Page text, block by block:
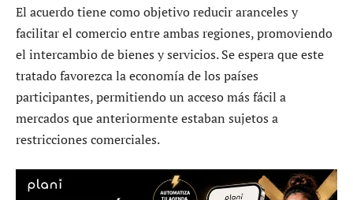
El acuerdo tiene como objetivo reducir aranceles y
facilitar el comercio entre ambas regiones, promoviendo
el intercambio de bienes y servicios. Se espera que este
tratado favorezca la economía de los países
participantes, permitiendo un acceso más fácil a
mercados que anteriormente estaban sujetos a
restricciones comerciales.